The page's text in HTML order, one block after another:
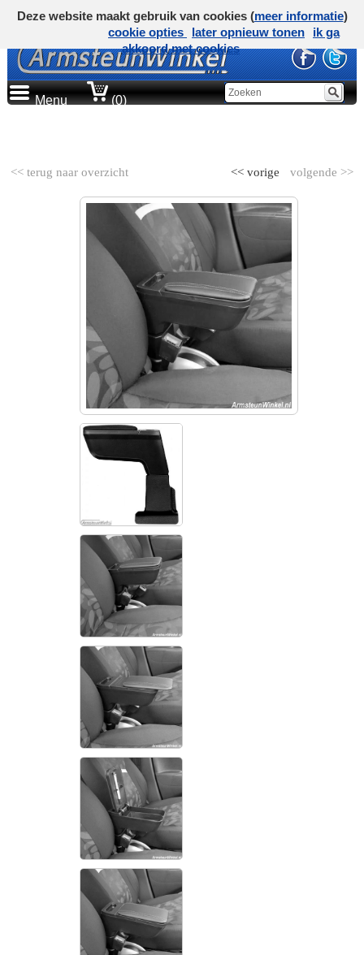
Menu (0)
<< terug naar overzicht volgende >>
<< vorige
Deze website maakt gebruik van cookies (meer informatie)
cookie opties
later opnieuw tonen
ik ga
akkoord met cookies